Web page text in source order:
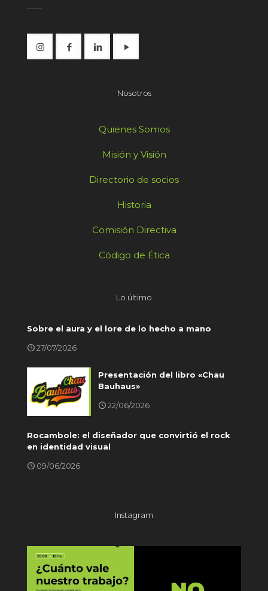
Nosotros
Quienes Somos
Misión y Visión
Directorio de socios
Historia
Comisión Directiva
Código de Ética
Lo último
Sobre el aura y el lore de lo hecho a mano
27/07/2026
Presentación del libro «Chau
Bauhaus»
22/06/2026
Rocambole: el diseñador que convirtió el rock
en identidad visual
09/06/2026
Instagram